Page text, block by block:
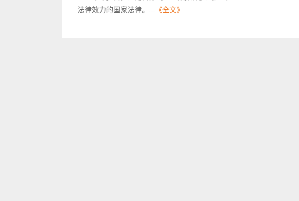
法律效力的国家法律。... 《全文》